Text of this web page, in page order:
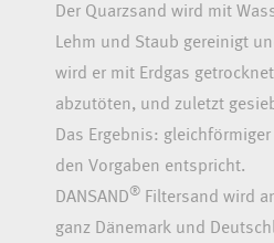
Der Quarzsand wird mit
Lehm und Staub gereinigt
wird er mit Erdgas
abzutöten, und zuletzt
Das Ergebnis:
den Vorgaben entspricht.
DANSAND®
Filtersand wird
ganz Dänemark und